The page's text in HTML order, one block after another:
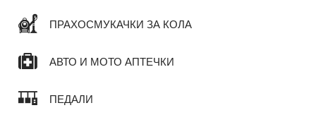
ПРАХОСМУКАЧКИ ЗА КОЛА
АВТО И МОТО АПТЕЧКИ
ПЕДАЛИ